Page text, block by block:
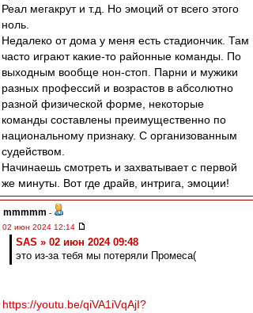
Реал мегакрут и т.д. Но эмоций от всего этого
ноль.
Недалеко от дома у меня есть стадиончик. Там
часто играют какие-то районные команды. По
выходным вообще нон-стоп. Парни и мужики
разных профессий и возрастов в абсолютно
разной физической форме, некоторые
команды составлены преимущественно по
национальному признаку. С организованным
судейством.
Начинаешь смотреть и захватывает с первой
же минуты. Вот где драйв, интрига, эмоции!
mmmmm -
02 июн 2024 12:14
SAS » 02 июн 2024 09:48
это из-за тебя мы потеряли Промеса(
https://youtu.be/qiVA1iVqAjI?